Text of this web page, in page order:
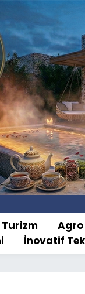
Turizm Agro
İnovatif